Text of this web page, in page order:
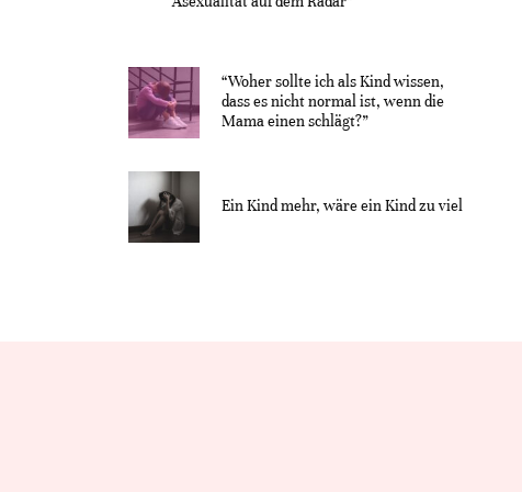
“Woher sollte ich als Kind wissen,
dass es nicht normal ist, wenn die
Mama einen schlägt?”
Ein Kind mehr, wäre ein Kind zu viel